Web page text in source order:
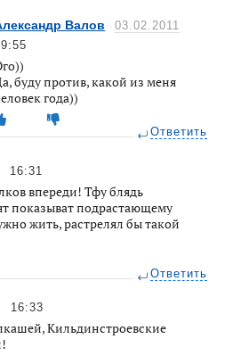
Валов
03.02.2011
буду против, какой из меня
года))
Ответить
16:31
впереди! Тфу блядь
показыват подрастающему
жить, растрелял бы такой
Ответить
16:33
Кильдинстроевские